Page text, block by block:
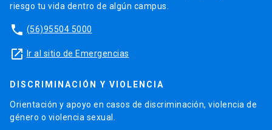
riesgo tu vida dentro de algún campus.
phone (56)95504 5000
launch Ir al sitio de Emergencias
DISCRIMINACIÓN Y VIOLENCIA
Orientación y apoyo en casos de discriminación, violencia de
género o violencia sexual.